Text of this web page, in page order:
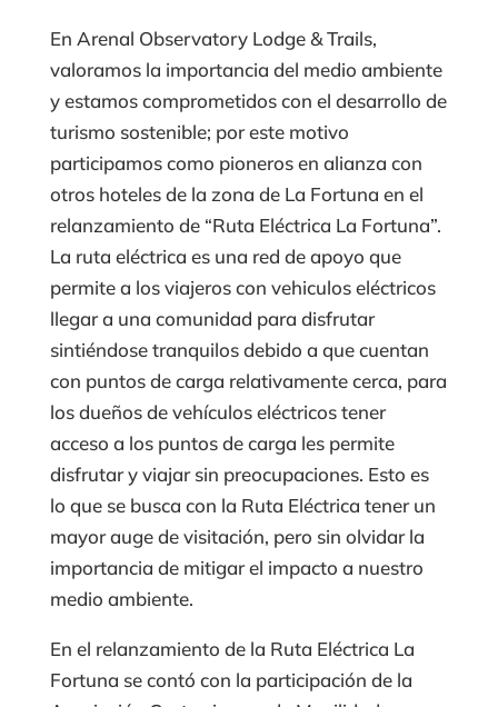
En Arenal Observatory Lodge & Trails,
valoramos la importancia del medio ambiente
y estamos comprometidos con el desarrollo de
turismo sostenible; por este motivo
participamos como pioneros en alianza con
otros hoteles de la zona de La Fortuna en el
relanzamiento de “Ruta Eléctrica La Fortuna”.
La ruta eléctrica es una red de apoyo que
permite a los viajeros con vehiculos eléctricos
llegar a una comunidad para disfrutar
sintiéndose tranquilos debido a que cuentan
con puntos de carga relativamente cerca, para
los dueños de vehículos eléctricos tener
acceso a los puntos de carga les permite
disfrutar y viajar sin preocupaciones. Esto es
lo que se busca con la Ruta Eléctrica tener un
mayor auge de visitación, pero sin olvidar la
importancia de mitigar el impacto a nuestro
medio ambiente.
En el relanzamiento de la Ruta Eléctrica La
Fortuna se contó con la participación de la